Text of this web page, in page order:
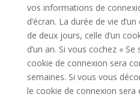
vos informations de
d’écran. La durée de vie
de deux jours, celle d’un
d’un an. Si vous cochez «
cookie de connexion sera
semaines. Si vous vous
le cookie de connexion sera